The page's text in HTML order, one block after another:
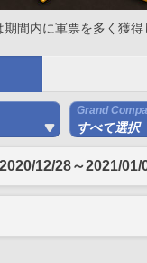
間内に軍票を多く獲得
Grand
すべて選択
12/28～2021/01/